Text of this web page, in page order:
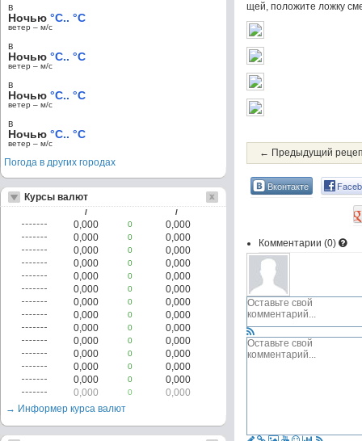
щей, положите ложку
← Предыдущий
Вконтакте
Комментарии (0)
в
Ночью °C.. °C
ветер – м/c
в
Ночью °C.. °C
ветер – м/c
в
Ночью °C.. °C
ветер – м/c
в
Ночью °C.. °C
ветер – м/c
Погода в других городах
Курсы валют
/ /
0,000 0
0,000
0,000
0
0,000
0,000
0
0,000
0,000
0
0,000
0,000
0
0,000
0,000
0
0,000
0,000
0
0,000
0,000
0
0,000
0,000
0
0,000
0,000
0
0,000
0,000
0
0,000
0,000
0
0,000
0,000
0
0,000
0,000
0
0,000
→ Информер курса валют